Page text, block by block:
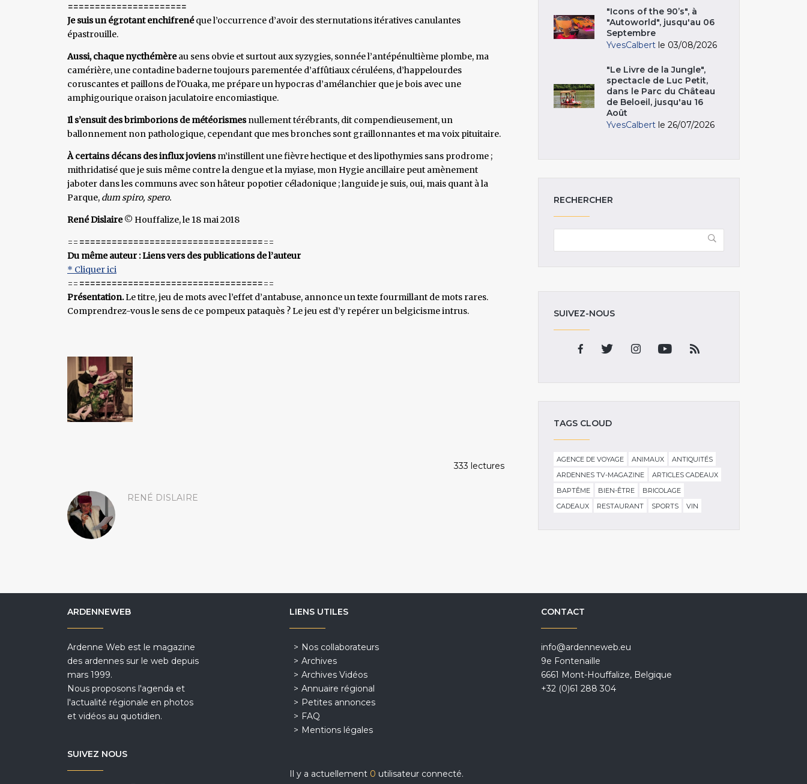
======================
Je suis un égrotant enchifrenéque l’occurrence d’avoir des sternutations itératives canulantes
épastrouille.
Aussi, chaque nycthémèreau sens obvie et surtout aux syzygies, sonnée l’antépénultième plombe, ma
camérière, une contadine baderne toujours parementée d’affûtiaux céruléens, d’happelourdes
coruscantes et paillons de l'Ouaka, me prépare un hypocras d’amélanchier que je bois avec une
amphigourique oraison jaculatoire encomiastique.
Il s’ensuit des brimborions de météorismesnullement térébrants, dit compendieusement, un
ballonnement non pathologique, cependant que mes bronches sont graillonnantes et ma voix pituitaire.
À certains décans des influx joviensm’instillent une fièvre hectique et des lipothymies sans prodrome ;
mithridatisé que je suis même contre la dengue et la myiase, mon Hygie ancillaire peut amènement
jaboter dans les communs avec son hâteur popotier céladonique ; languide je suis, oui, mais quant à la
Parque, dum spiro, spero.
René Dislaire© Houffalize, le 18 mai 2018
== ====================================
Du même auteur : Liens vers des publications de l’auteur
* Cliquer ici
== ====================================
Présentation.Le titre, jeu de mots avec l’effet d’antabuse, annonce un texte fourmillant de mots rares.
Comprendrez-vous le sens de ce pompeux pataquès ? Le jeu est d’y repérer un belgicisme intrus.
333 lectures
RENÉ DISLAIRE
"Icons of the 90’s", à
"Autoworld", jusqu'au 06
Septembre
YvesCalbert le 03/08/2026
"Le Livre de la Jungle",
spectacle de Luc Petit,
dans le Parc du Château
de Beloeil, jusqu'au 16
Août
YvesCalbert le 26/07/2026
RECHERCHER
SUIVEZ-NOUS
TAGS CLOUD
AGENCE DE VOYAGE ANIMAUX
ANTIQUITÉS
ARDENNES TV-MAGAZINE
ARTICLES CADEAUX
BAPTÊME
BIEN-ÊTRE
BRICOLAGE
CADEAUX
RESTAURANT SPORTS VIN
ARDENNEWEB
Ardenne Web est le magazine
des ardennes sur le web depuis
mars 1999.
Nous proposons l'agenda et
l'actualité régionale en photos
et vidéos au quotidien.
SUIVEZ NOUS
LIENS UTILES
Nos collaborateurs
Archives
Archives Vidéos
Annuaire régional
Petites annonces
FAQ
Mentions légales
Il y a actuellement 0 utilisateur connecté.
CONTACT
info@ardenneweb.eu
9e Fontenaille
6661 Mont-Houffalize, Belgique
+32 (0)61 288 304